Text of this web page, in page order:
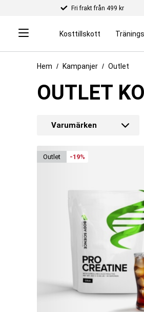
Fri frakt från 499 kr
Kosttillskott
Hem Kampanjer Outlet
OUTLET
Varumärken
outlet -19%